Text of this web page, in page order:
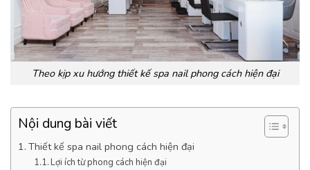
Theo kịp xu hướng thiết kế spa nail phong cách hiện đại
Nội dung bài viết
Thiết kế spa nail phong cách hiện đại
Lợi ích từ phong cách hiện đại